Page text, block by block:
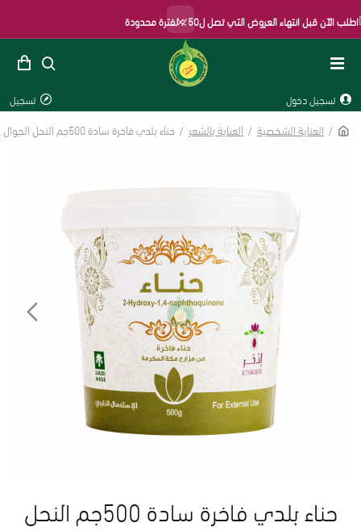
الآن قبل انتهاء العروض التي تصل ل50٪ لفترة محدودة ×
تسجيل دخول تسجيل
العناية الشخصية العناية بالشعر حناء بلدي فاخرة سادة 500جم النحل الجوال
حناء بلدي فاخرة سادة 500جم النحل